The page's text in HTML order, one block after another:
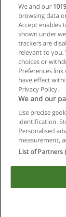
Curso de
Senai - Serviço
Copyright ©
We and our
browsing data
Accept enables
shown under
trackers are
relevant to you.
choices or
Preferences
have effect
Privacy Policy.
We and our
Use precise
identification.
Personalised
measurement,
List of Partners